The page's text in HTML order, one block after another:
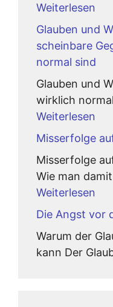
Weiterlesen
Glauben und
scheinbare
normal sind
Glauben und
wirklich
Weiterlesen
Misserfolge
Misserfolge
Wie man
Weiterlesen
Die Angst vor
Warum der
kann Der